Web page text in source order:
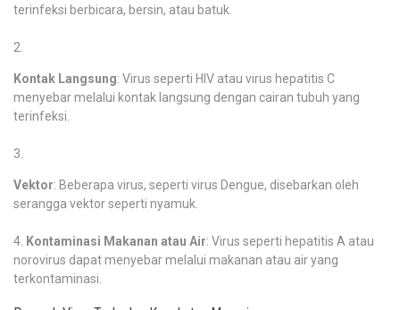
terinfeksi berbicara, bersin, atau batuk.
Kontak Langsung: Virus seperti HIV atau virus hepatitis C
menyebar melalui kontak langsung dengan cairan tubuh yang
terinfeksi.
Vektor: Beberapa virus, seperti virus Dengue, disebarkan oleh
serangga vektor seperti nyamuk.
Kontaminasi Makanan atau Air: Virus seperti hepatitis A atau
norovirus dapat menyebar melalui makanan atau air yang
terkontaminasi.